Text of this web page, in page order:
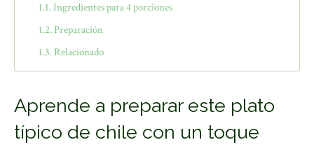
Ingredientes para 4 porciones
Preparación
Relacionado
Aprende a preparar este plato
típico de chile con un toque